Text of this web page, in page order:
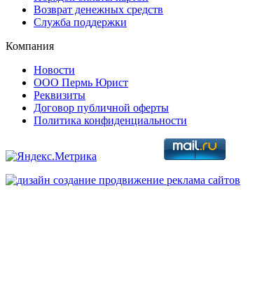
Возврат денежных средств
Служба поддержки
Компания
Новости
ООО Пермь Юрист
Реквизиты
Договор публичной оферты
Политика конфиденциальности